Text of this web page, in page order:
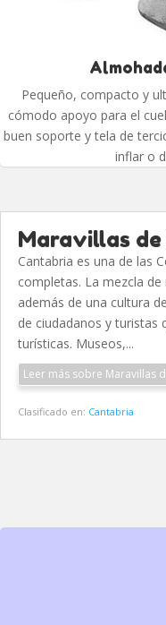
Pequeño, compacto y
cómodo apoyo para el
buen soporte y tela de
inflar o
Maravillas
Cantabria es una de las
completas. La mezcla
además de una cultura
de ciudadanos y turistas
turísticas. Museos,...
Leer más sobre Maravillas
Clasificado en: Cantabria